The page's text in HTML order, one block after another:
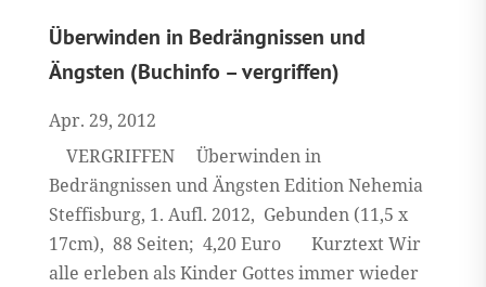
Überwinden in Bedrängnissen und
Ängsten (Buchinfo – vergriffen)
Apr. 29, 2012
VERGRIFFEN Überwinden in
Bedrängnissen und Ängsten Edition Nehemia
Steffisburg, 1. Aufl. 2012, Gebunden (11,5 x
17cm), 88 Seiten; 4,20 Euro Kurztext Wir
alle erleben als Kinder Gottes immer wieder